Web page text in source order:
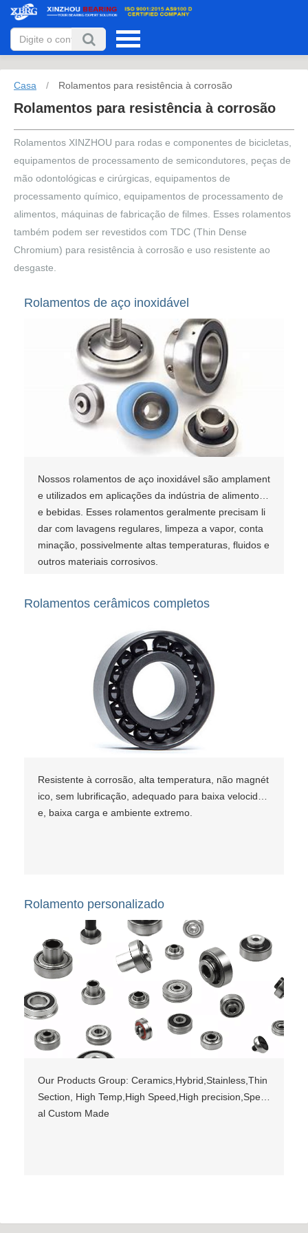
Casa / Rolamentos para resistência à corrosão
Rolamentos para resistência à corrosão
Rolamentos XINZHOU para rodas e componentes de bicicletas,
equipamentos de processamento de semicondutores, peças de
mão odontológicas e cirúrgicas, equipamentos de
processamento químico, equipamentos de processamento de
alimentos, máquinas de fabricação de filmes. Esses rolamentos
também podem ser revestidos com TDC (Thin Dense
Chromium) para resistência à corrosão e uso resistente ao
desgaste.
Rolamentos de aço inoxidável
Nossos rolamentos de aço inoxidável são amplament
e utilizados em aplicações da indústria de alimentos
e bebidas. Esses rolamentos geralmente precisam li
dar com lavagens regulares, limpeza a vapor, conta
minação, possivelmente altas temperaturas, fluidos e
outros materiais corrosivos.
Rolamentos cerâmicos completos
Resistente à corrosão, alta temperatura, não magnét
ico, sem lubrificação, adequado para baixa velocidad
e, baixa carga e ambiente extremo.
Rolamento personalizado
Our Products Group: Ceramics,Hybrid,Stainless,Thin
Section, High Temp,High Speed,High precision,Speci
al Custom Made